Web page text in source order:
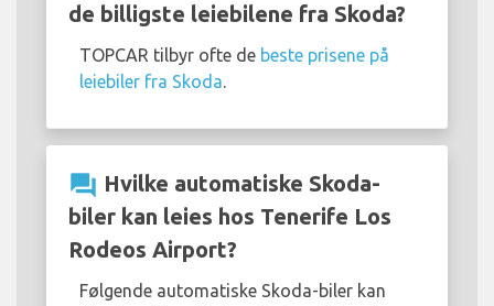
de billigste leiebilene fra Skoda?
TOPCAR tilbyr ofte de beste prisene på
leiebiler fra Skoda.
question_answer Hvilke automatiske Skoda-
biler kan leies hos Tenerife Los
Rodeos Airport?
Følgende automatiske Skoda-biler kan